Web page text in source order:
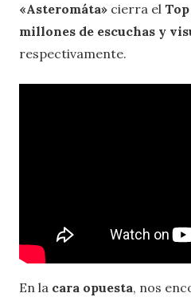
«Asteromáta» cierra el Top
millones de escuchas y
respectivamente.
En la cara opuesta, nos